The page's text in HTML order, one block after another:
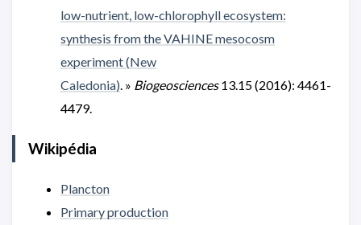
low-nutrient, low-chlorophyll ecosystem:
synthesis from the VAHINE mesocosm
experiment (New
Caledonia). » Biogeosciences13.15 (2016): 4461-
4479.
Wikipédia
Plancton
Primary production